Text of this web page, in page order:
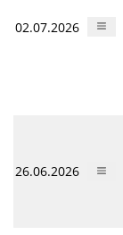
02.07.2026
26.06.2026